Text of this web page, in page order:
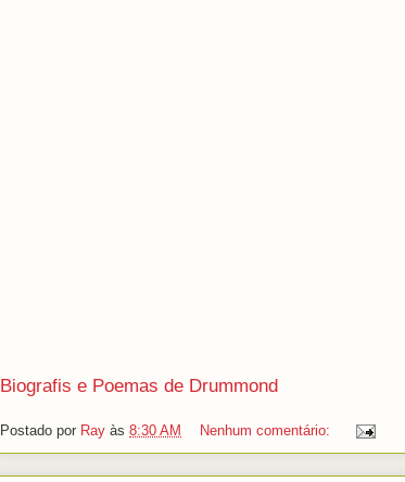
Biografis e Poemas de Drummond
Postado por Ray às 8:30 AM Nenhum comentário: